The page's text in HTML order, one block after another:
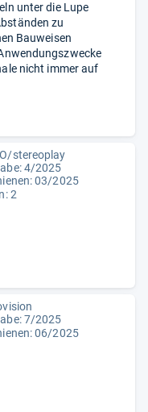
unter die Lupe
zu
Bauweisen
nicht immer auf
stereoplay
4/2025
03/2025
2
7/2025
06/2025